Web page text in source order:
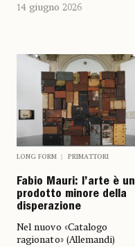
14 giugno 2026
LONG FORM PRIMATTORI
Fabio Mauri: l’arte è un
prodotto minore della
disperazione
Nel nuovo «Catalogo
ragionato» (Allemandi)